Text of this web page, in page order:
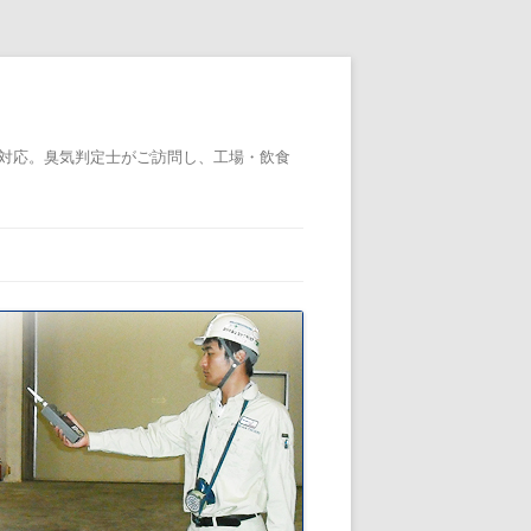
。臭気判定士がご訪問し、工場・飲食